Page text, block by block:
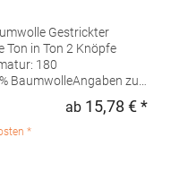
BaumwolleAngaben zur
Deutschland
ab 15,78 € *
*